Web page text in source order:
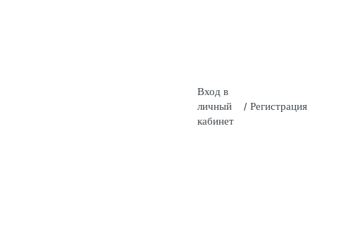
Вход в
личный
кабинет
/ Регистрация